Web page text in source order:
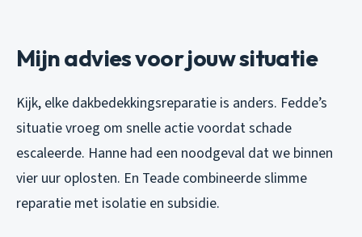
Mijn advies voor jouw situatie
Kijk, elke dakbedekkingsreparatie is anders. Fedde’s
situatie vroeg om snelle actie voordat schade
escaleerde. Hanne had een noodgeval dat we binnen
vier uur oplosten. En Teade combineerde slimme
reparatie met isolatie en subsidie.